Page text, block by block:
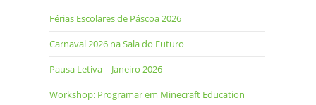
Férias Escolares de Páscoa 2026
Carnaval 2026 na Sala do Futuro
Pausa Letiva – Janeiro 2026
Workshop: Programar em Minecraft Education